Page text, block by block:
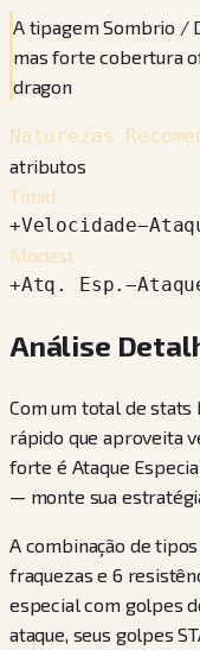
A tipagem Sombrio /
mas forte cobertura
dragon
Naturezas
atributos
Timid
+Velocidade−
Modest
+Atq. Esp.−
Análise
Com um total de stats
rápido que aproveita
forte é Ataque
— monte sua
A combinação de
fraquezas e 6
especial com golpes
ataque, seus golpes